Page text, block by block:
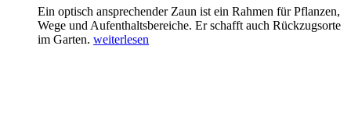
Ein optisch ansprechender Zaun ist ein Rahmen für Pflanzen,
Wege und Aufenthaltsbereiche. Er schafft auch Rückzugsorte
im Garten. weiterlesen